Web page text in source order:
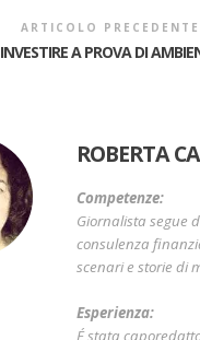
ARTICOLO PRECEDENTE
INVESTIRE A PROVA DI
ROBERTA
Competenze:
Giornalista segue
consulenza
scenari e storie di
Esperienza:
É stata